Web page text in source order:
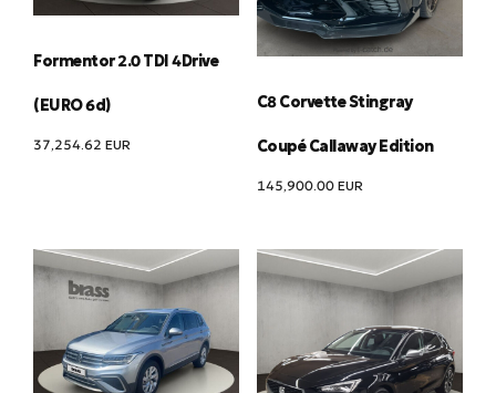
Formentor 2.0 TDI 4Drive
(EURO 6d)
37,254.62 EUR
C8 Corvette Stingray
Coupé Callaway Edition
145,900.00 EUR